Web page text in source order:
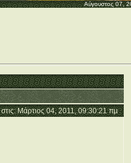
Αύγουστος 07,
στις: Μάρτιος 04, 2011, 09:30:21 πμ